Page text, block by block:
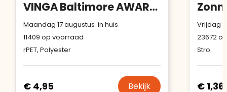
VINGA Baltimore AWARE™ gerecycled PET vissershoed
Maandag 17 augustus in huis
11409 op voorraad
rPET, Polyester
€ 4,95 Bekijk
Vrijdag
23672
Stro
€ 1,36